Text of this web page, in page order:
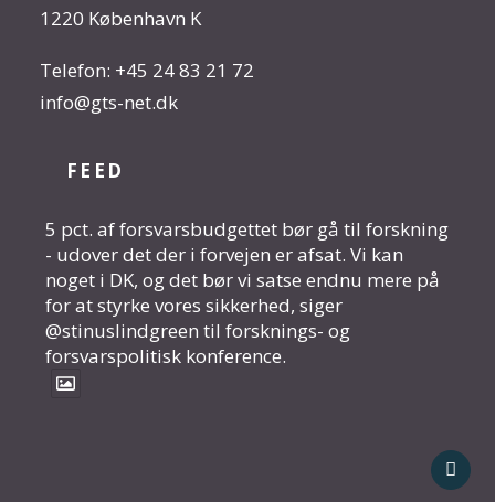
1220 København K
Telefon: +45 24 83 21 72
info@gts-net.dk
FEED
5 pct. af forsvarsbudgettet bør gå til forskning
- udover det der i forvejen er afsat. Vi kan
noget i DK, og det bør vi satse endnu mere på
for at styrke vores sikkerhed, siger
@stinuslindgreen til forsknings- og
forsvarspolitisk konference.